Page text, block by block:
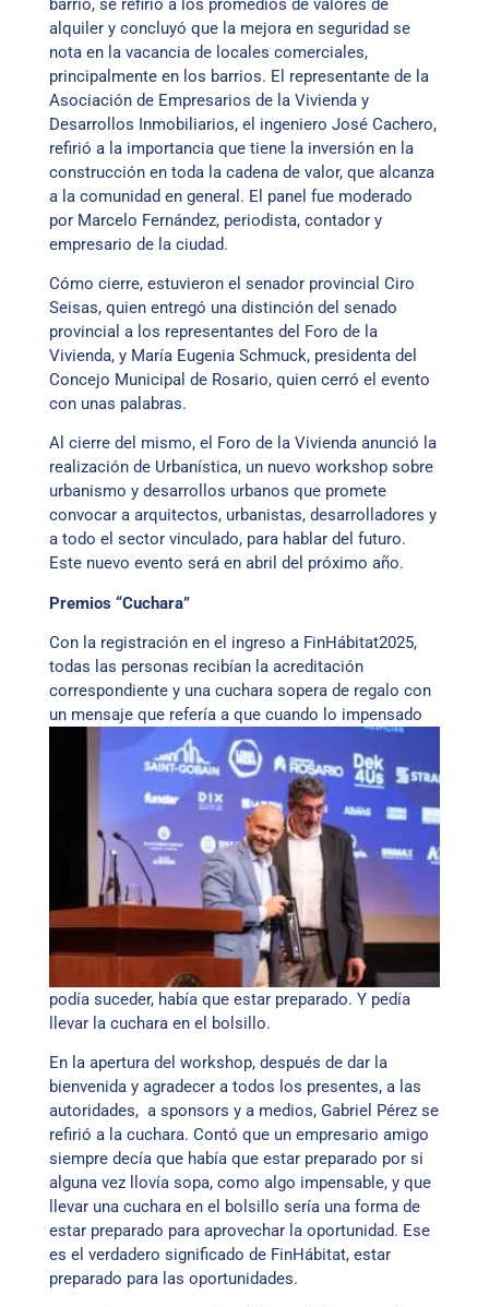
alquiler y concluyó que la mejora en seguridad se
nota en la vacancia de locales comerciales,
principalmente en los barrios. El representante de la
Asociación de Empresarios de la Vivienda y
Desarrollos Inmobiliarios, el ingeniero José Cachero,
refirió a la importancia que tiene la inversión en la
construcción en toda la cadena de valor, que alcanza
a la comunidad en general. El panel fue moderado
por Marcelo Fernández, periodista, contador y
empresario de la ciudad.
Cómo cierre, estuvieron el senador provincial Ciro
Seisas, quien entregó una distinción del senado
provincial a los representantes del Foro de la
Vivienda, y María Eugenia Schmuck, presidenta del
Concejo Municipal de Rosario, quien cerró el evento
con unas palabras.
Al cierre del mismo, el Foro de la Vivienda anunció la
realización de Urbanística, un nuevo workshop sobre
urbanismo y desarrollos urbanos que promete
convocar a arquitectos, urbanistas, desarrolladores y
a todo el sector vinculado, para hablar del futuro.
Este nuevo evento será en abril del próximo año.
Premios “Cuchara”
Con la registración en el ingreso a FinHábitat2025,
todas las personas recibían la acreditación
correspondiente y una cuchara sopera de regalo con
un mensaje querefería a que cuando lo impensado
podía suceder, había que estar preparado. Y pedía
llevar la cuchara en el bolsillo.
En la apertura del workshop, después de dar la
bienvenida y agradecer a todos los presentes, a las
autoridades, a sponsors y a medios, Gabriel Pérez se
refirió a la cuchara. Contó que un empresario amigo
siempre decía que había que estar preparado por si
alguna vez llovía sopa, como algo impensable, y que
llevar una cuchara en el bolsillo sería una forma de
estar preparado para aprovechar la oportunidad. Ese
es el verdadero significado de FinHábitat, estar
preparado para las oportunidades.